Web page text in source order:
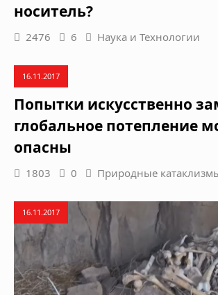
носитель?
2476 6 Наука и Технологии
16.11.2017
Попытки искусственно
глобальное потепление
опасны
1803 0 Природные
16.11.2017